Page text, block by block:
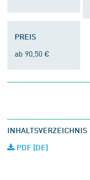
PREIS
ab 90,50 €
INHALTSVERZEICHNIS
PDF (DE)